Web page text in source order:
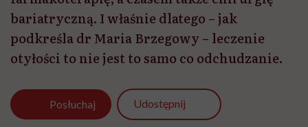
bariatryczną. I właśnie dlatego – jak
podkreśla dr Maria Brzegowy – leczenie
otyłości to nie jest to samo co odchudzanie.
Posłuchaj Udostępnij